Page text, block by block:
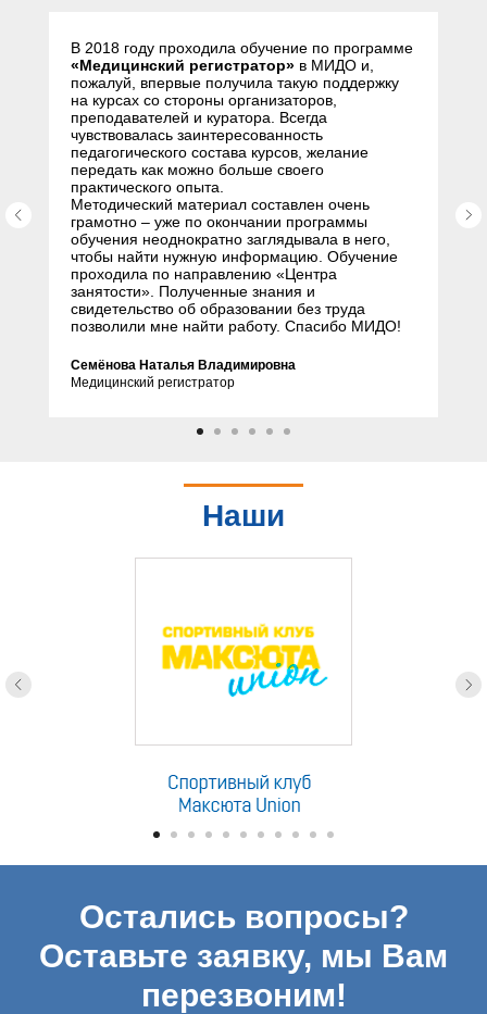
В 2018 году проходила обучение по программе
«Медицинский регистратор» в МИДО и,
пожалуй, впервые получила такую поддержку
на курсах со стороны организаторов,
преподавателей и куратора. Всегда
чувствовалась заинтересованность
педагогического состава курсов, желание
передать как можно больше своего
практического опыта.
Методический материал составлен очень
грамотно – уже по окончании программы
обучения неоднократно заглядывала в него,
чтобы найти нужную информацию. Обучение
проходила по направлению «Центра
занятости». Полученные знания и
свидетельство об образовании без труда
позволили мне найти работу. Спасибо МИДО!
Семёнова Наталья Владимировна
Медицинский регистратор
Наши
Остались вопросы?
Оставьте заявку, мы Вам
перезвоним!